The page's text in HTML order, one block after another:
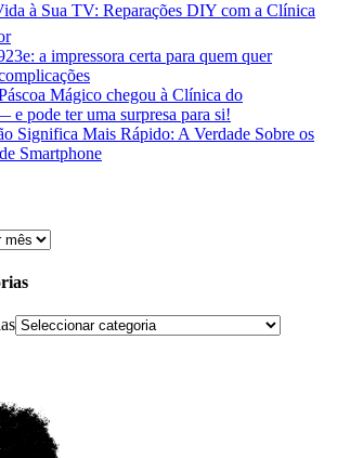
à Sua TV: Reparações DIY com a Clínica
a impressora certa para quem quer
Mágico chegou à Clínica do
e pode ter uma surpresa para si!
Significa Mais Rápido: A Verdade Sobre os
Smartphone